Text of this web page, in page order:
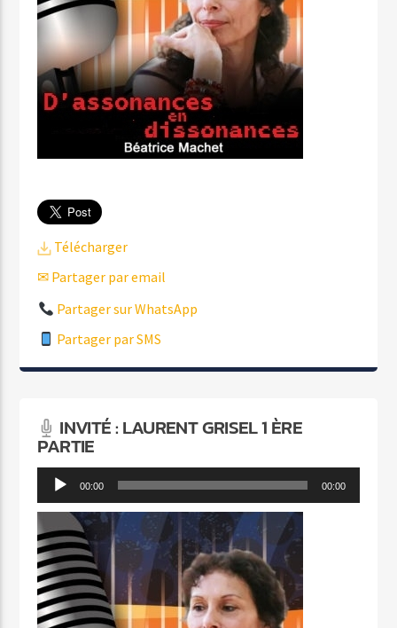
Télécharger
✉ Partager par email
Partager sur WhatsApp
Partager par SMS
INVITÉ : LAURENT GRISEL 1 ÈRE
PARTIE
Lecteur
audio
00:00 00:00